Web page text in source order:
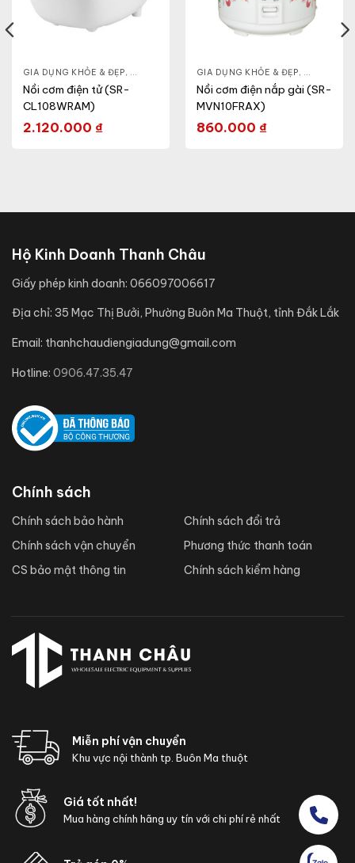
GIA DỤNG KHỎE & ĐẸP, NỒI - ẤM - CA - BÌNH, NỒI CƠM ĐIỆN
Nồi cơm điện tử (SR-
CL108WRAM)
2.120.000 ₫
GIA DỤNG KHỎE & ĐẸP, NỒI - ẤM -
Nồi cơm điện nắp gài (SR-
MVN10FRAX)
860.000 ₫
,LÒ VI SÓNG
Hộ Kinh Doanh Thanh Châu
Giấy phép kinh doanh: 066097006617
Địa chỉ: 35 Mạc Thị Bưởi, Phường Buôn Ma Thuột, tỉnh Đắk Lắk
Email: thanhchaudiengiadung@gmail.com
Hotline: 0906.47.35.47
Chính sách
Chính sách bảo hành
Chính sách vận chuyển
CS bảo mật thông tin
Chính sách đổi trả
Phương thức thanh toán
Chính sách kiểm hàng
Miễn phí vận chuyển
Khu vực nội thành tp. Buôn Ma thuột
Giá tốt nhất!
Mua hàng chính hãng uy tín với chi phí rẻ nhất